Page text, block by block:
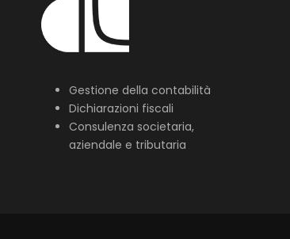
Gestione della contabilità
Dichiarazioni fiscali
Consulenza societaria,
aziendale e tributaria